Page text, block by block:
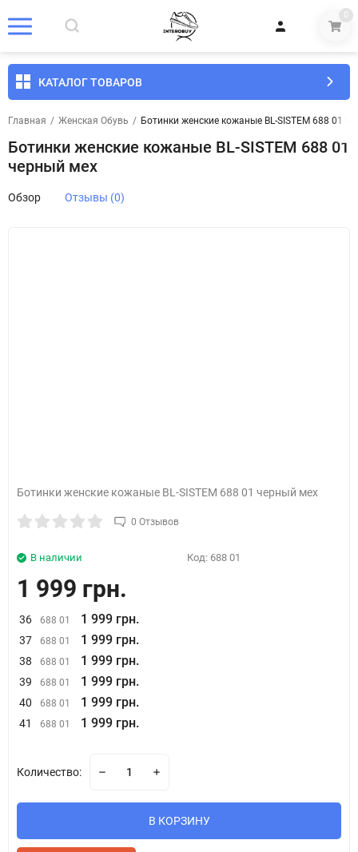
0
КАТАЛОГ ТОВАРОВ
Главная / Женская Обувь / Ботинки женские кожаные BL-SISTEM 688 01
Ботинки женские кожаные BL-SISTEM 688 01
черный мех
Обзор Отзывы (0)
Ботинки женские кожаные BL-SISTEM 688 01 черный мех
0 Отзывов
В наличии Код: 688 01
1 999 грн.
36 688 01 1 999 грн.
37 688 01 1 999 грн.
38 688 01 1 999 грн.
39 688 01 1 999 грн.
40 688 01 1 999 грн.
41 688 01 1 999 грн.
Количество:
В КОРЗИНУ